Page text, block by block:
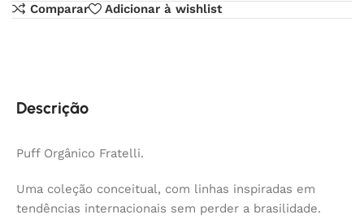
Comparar Adicionar à wishlist
Descrição
Puff Orgânico Fratelli.
Uma coleção conceitual, com linhas inspiradas em
tendências internacionais sem perder a brasilidade.